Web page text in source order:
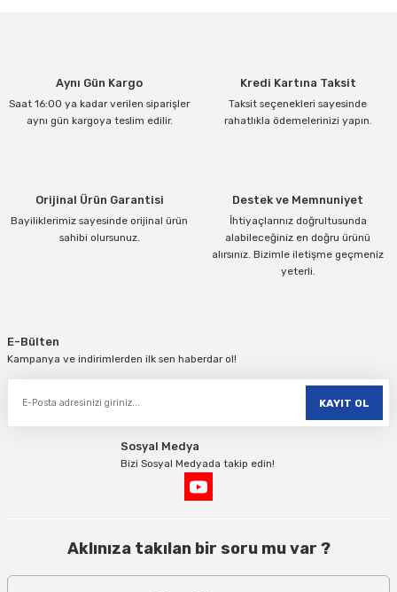
Ürün açıklamasında eksik bilgiler bulunuyor.
Ürün bilgilerinde hatalar bulunuyor.
Aynı Gün Kargo
Saat 16:00 ya kadar verilen siparişler
aynı gün kargoya teslim edilir.
Kredi Kartına Taksit
Taksit seçenekleri sayesinde
rahatlıkla ödemelerinizi yapın.
Orijinal Ürün Garantisi
Bayiliklerimiz sayesinde orijinal ürün
sahibi olursunuz.
Destek ve Memnuniyet
İhtiyaçlarınız doğrultusunda
alabileceğiniz en doğru ürünü
alırsınız. Bizimle iletişme geçmeniz
yeterli.
E-Bülten
Kampanya ve indirimlerden ilk sen haberdar ol!
KAYIT OL
Sosyal Medya
Bizi Sosyal Medyada takip edin!
Aklınıza takılan bir soru mu var ?